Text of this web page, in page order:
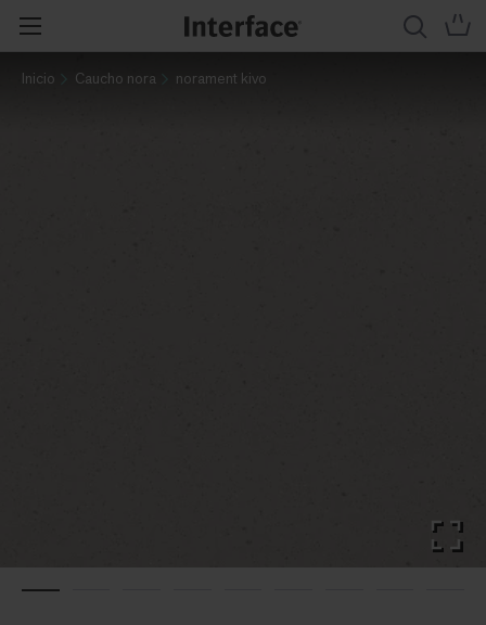
Inicio Caucho nora norament kivo